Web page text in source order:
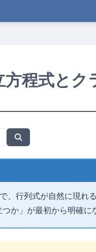
程式とク
、行列式が自然に現れ
か」が最初から明確に